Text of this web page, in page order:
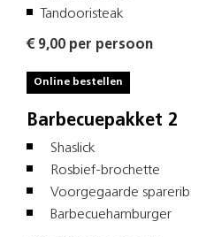
Tandooristeak
€ 9,00 per persoon
Online bestellen
Barbecuepakket 2
Shaslick
Rosbief-brochette
Voorgegaarde sparerib
Barbecuehamburger